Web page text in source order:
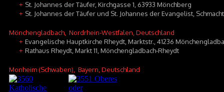
+ St. Johannes der Täufer, Kirchgasse 1, 63933 Mönchberg
+ St. Johannes der Täufer und St. Johannes der Evangelist,
Mönchengladbach , Nordrhein-Westfalen, Deutschland
+ Evangelische Hauptkirche Rheydt, Marktstr., 41236
+ Rathaus Rheydt, Markt 11, Mönchengladbach-Rheydt
Monheim (Schwaben) , Bayern, Deutschland